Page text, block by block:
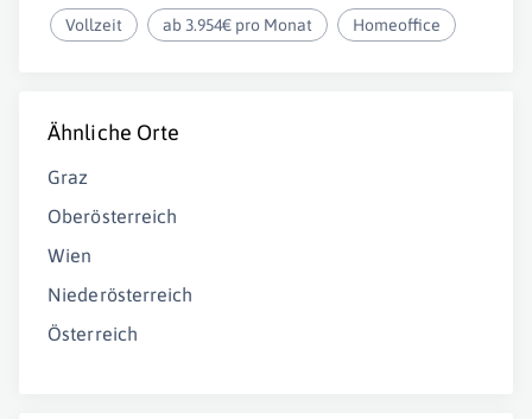
Vollzeit ab 3.954€ pro Monat Homeoffice
Ähnliche Orte
Graz
Oberösterreich
Wien
Niederösterreich
Österreich